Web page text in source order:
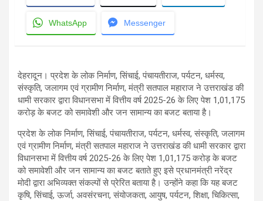
WhatsApp Messenger
देहरादून। प्रदेश के लोक निर्माण, सिंचाई, पंचायतीराज, पर्यटन, धर्मस्व,
संस्कृति, जलागम एवं ग्रामीण निर्माण, मंत्री सतपाल महाराज ने उत्तराखंड की
धामी सरकार द्वारा विधानसभा में वित्तीय वर्ष 2025-26 के लिए पेश 1,01,175
करोड़ के बजट को समावेशी और जन सामान्य का बजट बताया है।
प्रदेश के लोक निर्माण, सिंचाई, पंचायतीराज, पर्यटन, धर्मस्व, संस्कृति, जलागम
एवं ग्रामीण निर्माण, मंत्री सतपाल महाराज ने उत्तराखंड की धामी सरकार द्वारा
विधानसभा में वित्तीय वर्ष 2025-26 के लिए पेश 1,01,175 करोड़ के बजट
को समावेशी और जन सामान्य का बजट बताते हुए इसे प्रधानमंत्री नरेंद्र
मोदी द्वारा अभिव्यक्त संकल्पों से प्रेरित बताया है। उन्होंने कहा कि यह बजट
कृषि, सिंचाई, ऊर्जा, अवसंरचना, संयोजकता, आयुष, पर्यटन, शिक्षा, चिकित्सा,